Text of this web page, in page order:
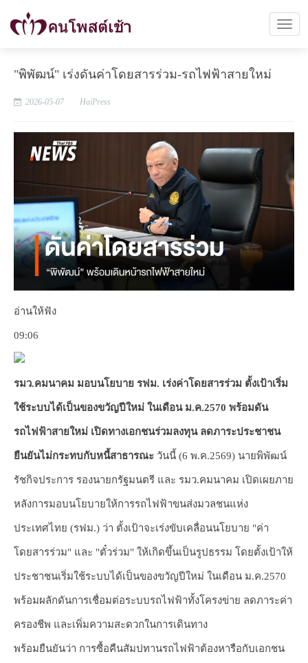
"พิพัฒน์" เร่งดันค่าโดยสารร่วม-รถไฟฟ้าสายใหม่
2026-05-07 HaiPress
อ่านให้ฟัง
09:06
รมว.คมนาคม มอบนโยบาย รฟม. เร่งค่าโดยสารร่วม ตั้งเป้าเริ่ม
ใช้ระบบได้เป็นของขวัญปีใหม่ ในเดือน ม.ค.2570 พร้อมดัน
รถไฟฟ้าสายใหม่ เปิดทางเอกชนร่วมลงทุน ลดภาระประชาชน
ยืนยันไม่กระทบกับหนี้สาธารณะ วันนี้ (6 พ.ค.2569) นายพิพัฒน์
รัชกิจประการ รองนายกรัฐมนตรี และ รมว.คมนาคม เปิดเผยภาย
หลังการมอบนโยบายให้การรถไฟฟ้าขนส่งมวลชนแห่ง
ประเทศไทย (รฟม.) ว่า ตั้งเป้าจะเร่งขับเคลื่อนนโยบาย "ค่า
โดยสารร่วม" และ "ตั๋วร่วม" ให้เกิดขึ้นเป็นรูปธรรม โดยตั้งเป้าให้
ประชาชนเริ่มใช้ระบบได้เป็นของขวัญปีใหม่ ในเดือน ม.ค.2570
พร้อมผลักดันการเชื่อมต่อระบบรถไฟฟ้าทั้งโครงข่าย ลดภาระค่า
ครองชีพ และเพิ่มความสะดวกในการเดินทาง
พร้อมยืนยันว่า การซื้อคืนสัมปทานรถไฟฟ้าต้องหารือกับเอกชน